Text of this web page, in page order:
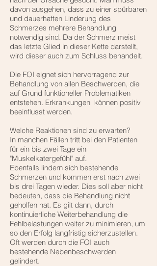
davon ausgehen, dass zu einer spürbaren
und dauerhaften Linderung des
Schmerzes mehrere Behandlung
notwendig sind. Da der Schmerz meist
das letzte Glied in dieser Kette darstellt,
wird dieser auch zum Schluss behandelt.
Die FOI eignet sich hervorragend zur
Behandlung von allen Beschwerden, die
auf Grund funktioneller Problematiken
entstehen. Erkrankungen können positiv
beeinflusst werden.
Welche Reaktionen sind zu erwarten?
In manchen Fällen tritt bei den Patienten
für ein bis zwei Tage ein
"Muskelkatergefühl" auf.
Ebenfalls lindern sich bestehende
Schmerzen und kommen erst nach zwei
bis drei Tagen wieder. Dies soll aber nicht
bedeuten, dass die Behandlung nicht
geholfen hat. Es gilt dann, durch
kontinuierliche Weiterbehandlung die
Fehlbelastungen weiter zu minimieren, um
so den Erfolg langfristig sicherzustellen.
Oft werden durch die FOI auch
bestehende Nebenbeschwerden
gelindert.